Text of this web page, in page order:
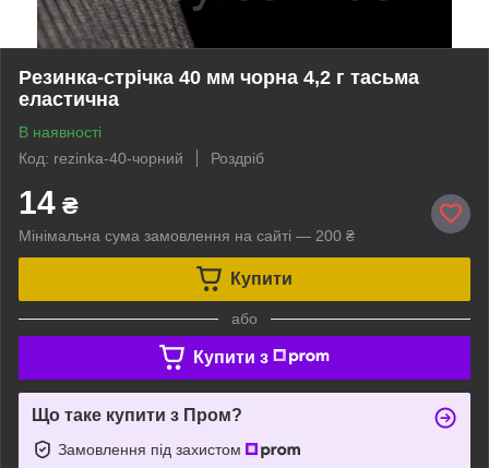
Резинка-стрічка 40 мм чорна 4,2 г тасьма
еластична
В наявності
Код: rezinka-40-чорний
Роздріб
14 ₴
Мінімальна сума замовлення на сайті — 200 ₴
Купити
або
Купити з
Що таке купити з Пром?
Замовлення під захистом